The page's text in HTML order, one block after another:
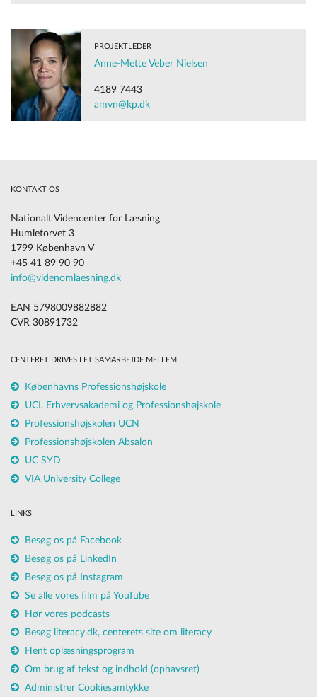
PROJEKTLEDER
Anne-Mette Veber Nielsen
4189 7443
amvn@kp.dk
KONTAKT OS
Nationalt Videncenter for Læsning
Humletorvet 3
1799 København V
+45 41 89 90 90
info@videnomlaesning.dk
EAN 5798009882882
CVR 30891732
CENTERET DRIVES I ET SAMARBEJDE MELLEM
Københavns Professionshøjskole
UCL Erhvervsakademi og Professionshøjskole
Professionshøjskolen UCN
Professionshøjskolen Absalon
UC SYD
VIA University College
LINKS
Besøg os på Facebook
Besøg os på LinkedIn
Besøg os på Instagram
Se alle vores film på YouTube
Hør vores podcasts
Besøg literacy.dk, centerets site om literacy
Hent oplæsningsprogram
Om brug af tekst og indhold (ophavsret)
Administrer Cookiesamtykke